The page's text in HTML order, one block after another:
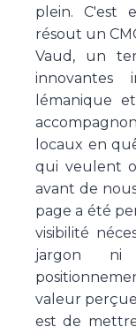
plein. C'est
résout un
Vaud, un
innovantes
lémanique
locaux en
qui veulent
avant de
page a été
visibilité
jargon ni
valeur
est de